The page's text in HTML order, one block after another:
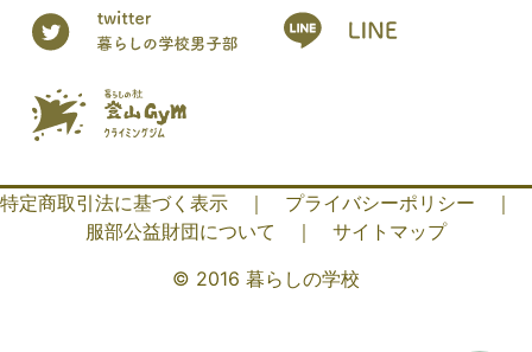
特定商取引法に基づく表示 ｜ プライバシーポリシー
｜
服部公益財団について
｜
サイトマップ
© 2016 暮らしの学校